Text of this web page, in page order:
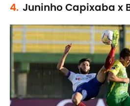
4. Juninho Capixaba x